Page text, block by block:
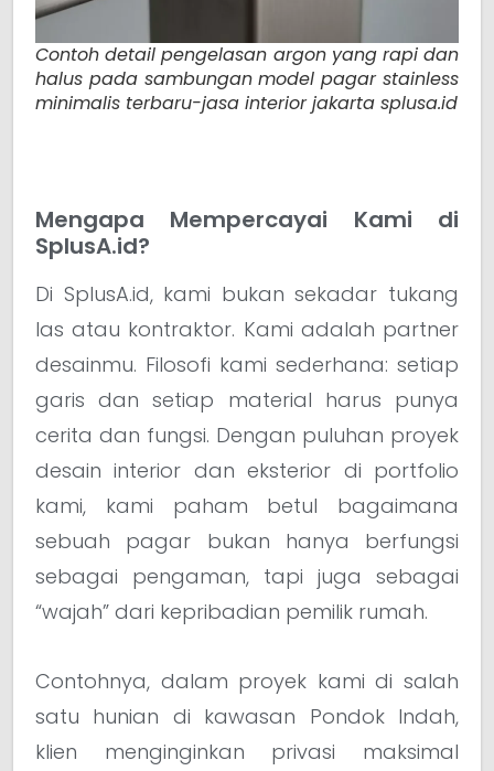
Contoh detail pengelasan argon yang rapi dan
halus pada sambungan model pagar stainless
minimalis terbaru-jasa interior jakarta splusa.id
Mengapa Mempercayai Kami di
SplusA.id?
Di SplusA.id, kami bukan sekadar tukang
las atau kontraktor. Kami adalah partner
desainmu. Filosofi kami sederhana: setiap
garis dan setiap material harus punya
cerita dan fungsi. Dengan puluhan proyek
desain interior dan eksterior di portfolio
kami, kami paham betul bagaimana
sebuah pagar bukan hanya berfungsi
sebagai pengaman, tapi juga sebagai
“wajah” dari kepribadian pemilik rumah.
Contohnya, dalam proyek kami di salah
satu hunian di kawasan Pondok Indah,
klien menginginkan privasi maksimal